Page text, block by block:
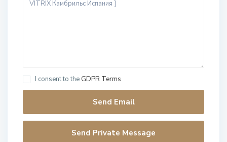
I consent to the GDPR Terms